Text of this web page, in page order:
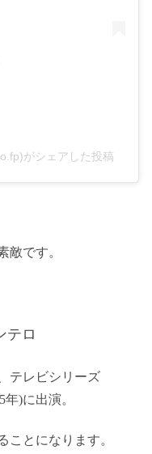
がシェアした投稿
敵です。
テロ
テレビシリーズ
年)に出演。
ことになります。